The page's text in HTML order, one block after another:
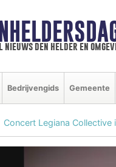
den helder en
Bedrijvengids Gemeente
Concert Legiana Collective